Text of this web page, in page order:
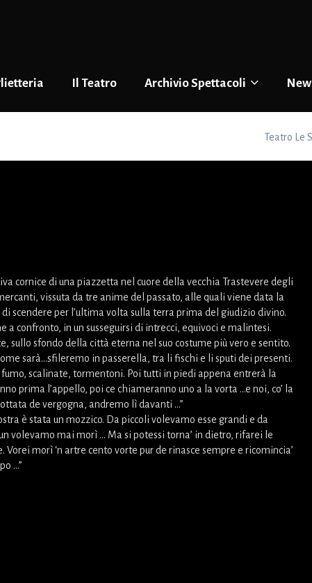
Il Teatro Archivio Spettacoli
Teatro Le
cornice di una piazzetta nel cuore della vecchia Trastevere degli
vissuta da tre anime del passato, alle quali viene data la
scendere per l’ultima volta sulla terra prima del giudizio divino.
a confronto, in un susseguirsi di intrecci, equivoci e malintesi.
sullo sfondo della città eterna nel suo costume più vero e sentito.
sarà…sfileremo in passerella, tra li fischi e li sputi dei presenti.
fumo, scalinate, tormentoni. Poi tutti in piedi appena entrerà la
prima l’appello, poi ce chiameranno uno a la vorta …e noi, co’ la
de vergogna, andremo lì davanti …”
è stata un mozzico. Da piccoli volevamo esse grandi e da
volevamo mai morì … Ma si potessi torna’ in dietro, rifarei le
Vorei morì ‘n artre cento vorte pur de rinasce sempre e ricomincia’
…”